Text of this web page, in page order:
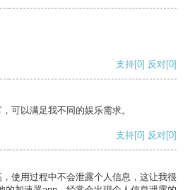
支持[0] 反对[0]
可以满足我不同的娱乐需求。
支持[0] 反对[0]
使用过程中不会泄露个人信息，这让我很